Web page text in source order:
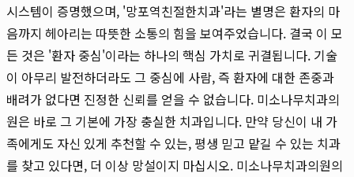
시스템이 증명했으며, '망포역친절한치과'라는 별명은 환자의 마
음까지 헤아리는 따뜻한 소통의 힘을 보여주었습니다. 결국 이 모
든 것은 '환자 중심'이라는 하나의 핵심 가치로 귀결됩니다. 기술
이 아무리 발전하더라도 그 중심에 사람, 즉 환자에 대한 존중과
배려가 없다면 진정한 신뢰를 얻을 수 없습니다. 미소나무치과의
원은 바로 그 기본에 가장 충실한 치과입니다. 만약 당신이 내 가
족에게도 자신 있게 추천할 수 있는, 평생 믿고 맡길 수 있는 치과
를 찾고 있다면, 더 이상 망설이지 마십시오. 미소나무치과의원의